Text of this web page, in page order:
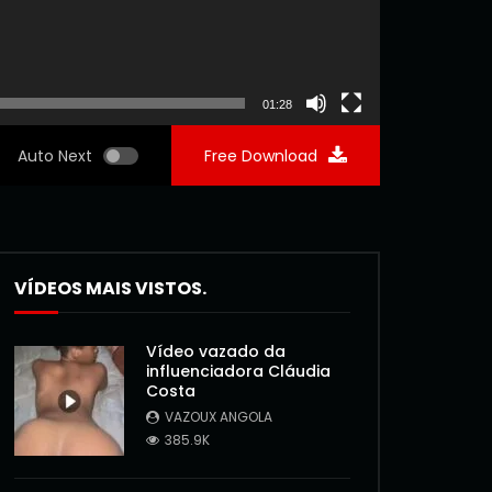
01:28
Auto Next Free Download
VÍDEOS MAIS VISTOS.
Vídeo vazado da
influenciadora Cláudia
Costa
VAZOUX ANGOLA
385.9K